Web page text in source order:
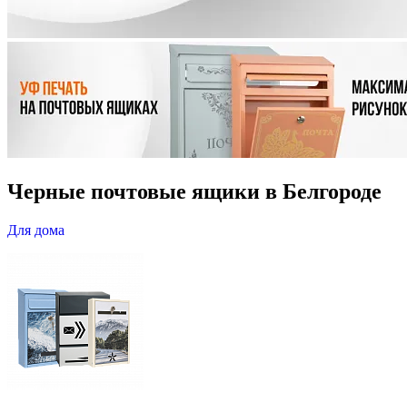
Черные почтовые ящики в Белгороде
Для дома